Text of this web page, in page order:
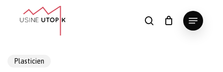
search
Menu
Panier Fermer
le
Plasticien
Close